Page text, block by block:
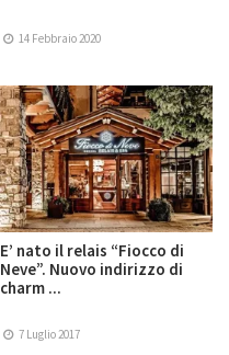
14 Febbraio 2020
E’ nato il relais “Fiocco di
Neve”. Nuovo indirizzo di
charm ...
7 Luglio 2017